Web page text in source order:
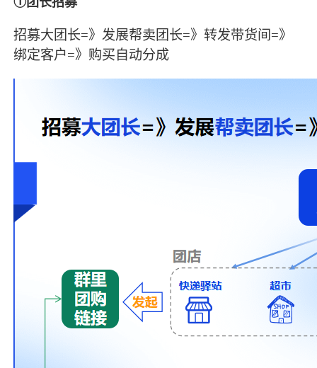
招募大团长=》发展帮卖团长=》转发带货间=》
绑定客户=》购买自动分成